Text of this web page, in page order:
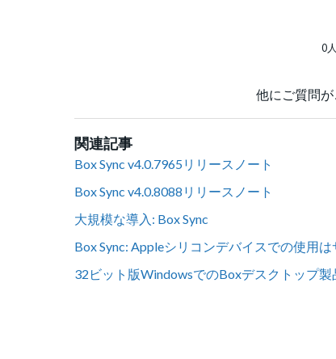
0
他にご質問が
関連記事
Box Sync v4.0.7965リリースノート
Box Sync v4.0.8088リリースノート
大規模な導入: Box Sync
Box Sync: Appleシリコンデバイスでの使用
32ビット版WindowsでのBoxデスクトップ